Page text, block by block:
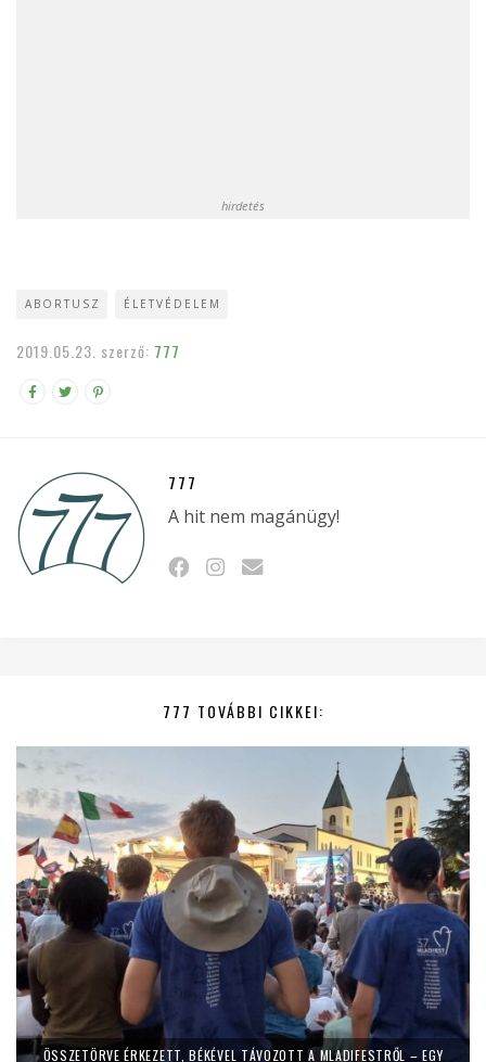
hirdetés
ABORTUSZ ÉLETVÉDELEM
2019.05.23. szerző: 777
777
A hit nem magánügy!
777 TOVÁBBI CIKKEI:
ÖSSZETÖRVE ÉRKEZETT, BÉKÉVEL TÁVOZOTT A MLADIFESTRŐL – EGY